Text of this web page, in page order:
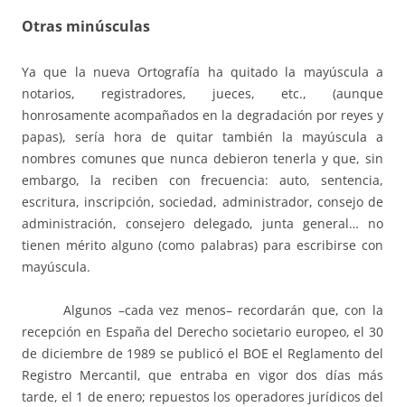
Otras minúsculas
Ya que la nueva Ortografía ha quitado la mayúscula a
notarios, registradores, jueces, etc., (aunque
honrosamente acompañados en la degradación por reyes y
papas), sería hora de quitar también la mayúscula a
nombres comunes que nunca debieron tenerla y que, sin
embargo, la reciben con frecuencia: auto, sentencia,
escritura, inscripción, sociedad, administrador, consejo de
administración, consejero delegado, junta general… no
tienen mérito alguno (como palabras) para escribirse con
mayúscula.
Algunos –cada vez menos– recordarán que, con la
recepción en España del Derecho societario europeo, el 30
de diciembre de 1989 se publicó el BOE el Reglamento del
Registro Mercantil, que entraba en vigor dos días más
tarde, el 1 de enero; repuestos los operadores jurídicos del